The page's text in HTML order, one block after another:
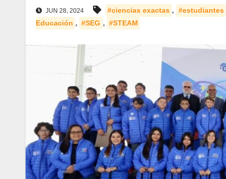
JUN 28, 2024 #ciencias exactas , #estudiantes
Educación , #SEG , #STEAM